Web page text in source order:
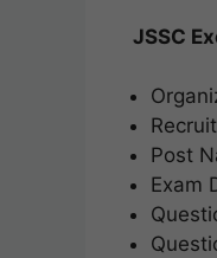
JSSC
Post
Exam